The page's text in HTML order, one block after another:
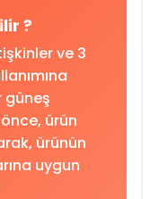
?
ve 3
güneş
ürün
ürünün
uygun